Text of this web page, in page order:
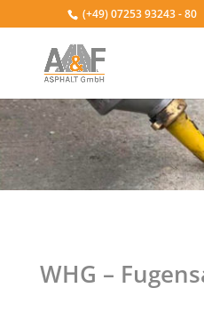
(+49) 07253 93243 - 80
WHG –